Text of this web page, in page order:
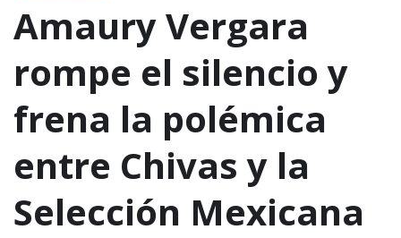
Amaury Vergara
rompe el silencio y
frena la polémica
entre Chivas y la
Selección Mexicana